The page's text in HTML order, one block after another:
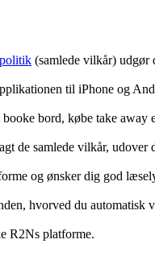
(samlede vilkår) udgør
til iPhone og
bord, købe take away
de samlede vilkår,
og ønsker dig god
hvorved du
R2Ns platforme.